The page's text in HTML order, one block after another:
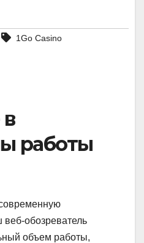
1Go Casino
работы
веб-обозреватель
объем работы,